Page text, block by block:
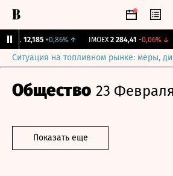
12,185 +0,86%↑ IMOEX 2 284,41 -0,06%↓
Ситуация на топливном рынке: меры,
Общество 23
Показать еще